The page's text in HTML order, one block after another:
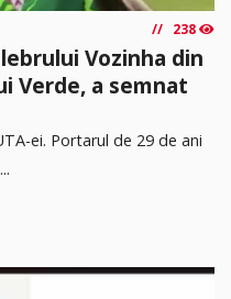
238
Vozinha din
Verde, a semnat
ei. Portarul de 29 de ani